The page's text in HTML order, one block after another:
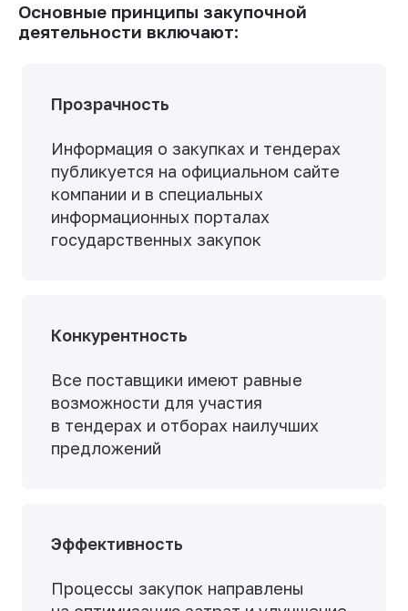
Основные принципы закупочной
деятельности включают:
Прозрачность
Информация о закупках и тендерах
публикуется на официальном сайте
компании и в специальных
информационных порталах
государственных закупок
Конкурентность
Все поставщики имеют равные
возможности для участия
в тендерах и отборах наилучших
предложений
Эффективность
Процессы закупок направлены